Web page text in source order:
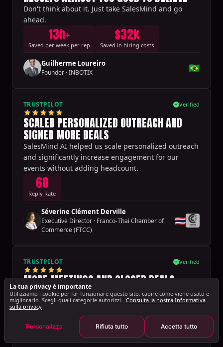
Don't think about it. Just take SalesMind and go
ahead.
13h+
Saved per week per rep
$32k
Saved in hiring costs
Guilherme Loureiro
Founder ·INBOTIX 🇧🇷
TRUSTPILOT Verified
SCALED PERSONALIZED OUTREACH AND
SIGNED MORE DEALS
SalesMind AI helped us scale personalized outreach
and significantly increase engagement for our
events without adding headcount.
60
Reply Rate
Séverine Clément Derville
Executive Director · Franco-Thai Chamber of
Commerce (FTCC)
🇹🇭
TRUSTPILOT Verified
MORE MEETINGS AND CLOSED DEALS
Amazing tool that allowed me to save so much time
on my outreach.
Sébastien Debhi-Durand
Freelance - Information Services
Freelance
🇫🇷
La tua privacy è importante
Utilizziamo i cookie per far funzionare questo sito, capire come viene usato e
migliorarlo. Scegli quali categorie autorizzi. Consulta la nostra Informativa
sulla privacy
Personalizza Rifiuta tutto Accetta tutto